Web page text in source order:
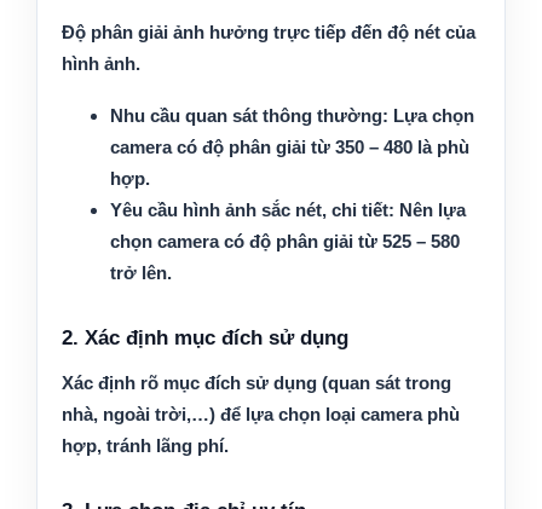
Độ phân giải ảnh hưởng trực tiếp đến độ nét của
hình ảnh.
Nhu cầu quan sát thông thường: Lựa chọn
camera có độ phân giải từ 350 – 480 là phù
hợp.
Yêu cầu hình ảnh sắc nét, chi tiết: Nên lựa
chọn camera có độ phân giải từ 525 – 580
trở lên.
2. Xác định mục đích sử dụng
Xác định rõ mục đích sử dụng (quan sát trong
nhà, ngoài trời,…) để lựa chọn loại camera phù
hợp, tránh lãng phí.